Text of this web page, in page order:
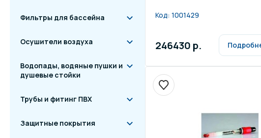
Фильтры для бассейна
Осушители воздуха
Водопады, водяные пушки и
душевые стойки
Трубы и фитинг ПВХ
Защитные покрытия
Код: 1001429
246430 р.